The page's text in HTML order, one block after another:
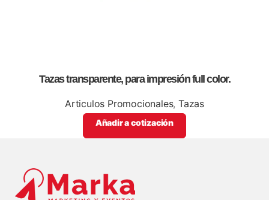
Tazas transparente, para impresión full color.
Articulos Promocionales, Tazas
Añadir a cotización